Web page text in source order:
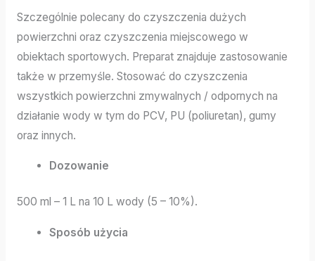
Szczególnie polecany do czyszczenia dużych
powierzchni oraz czyszczenia miejscowego w
obiektach sportowych. Preparat znajduje zastosowanie
także w przemyśle. Stosować do czyszczenia
wszystkich powierzchni zmywalnych / odpornych na
działanie wody w tym do PCV, PU (poliuretan), gumy
oraz innych.
Dozowanie
500 ml – 1 L na 10 L wody (5 – 10%).
Sposób użycia